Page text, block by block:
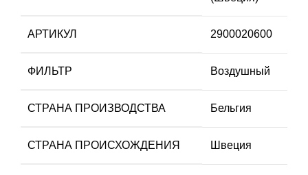
АРТИКУЛ 2900020600
ФИЛЬТР Воздушный
СТРАНА ПРОИЗВОДСТВА Бельгия
СТРАНА ПРОИСХОЖДЕНИЯ Швеция